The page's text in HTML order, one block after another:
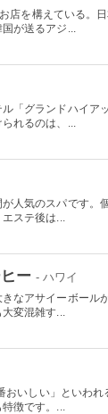
店を構えている。
が送るアジ...
「グランドハイ
れるのは、...
人気のスパです。
ステ後は...
ー - ハワイ
なアサイーボール
変混雑す...
いしい」といわ
徴です。...